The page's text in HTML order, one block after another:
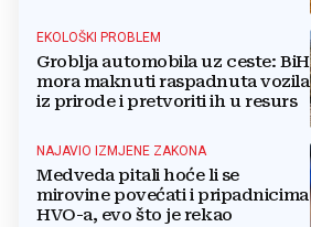
EKOLOŠKI PROBLEM
Groblja automobila uz ceste: BiH
mora maknuti raspadnuta vozila
iz prirode i pretvoriti ih u resurs
NAJAVIO IZMJENE ZAKONA
Medveda pitali hoće li se
mirovine povećati i pripadnicima
HVO-a, evo što je rekao